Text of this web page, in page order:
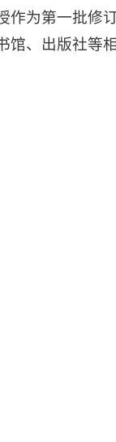
作为第一批修
馆、出版社等